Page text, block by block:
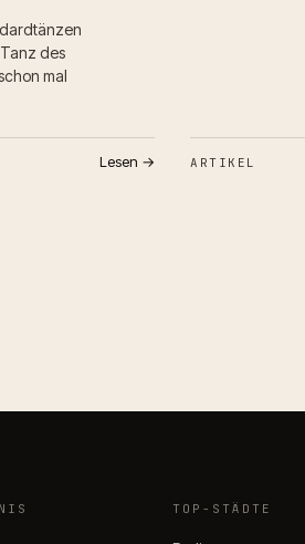
des
mal
Lesen → ARTIKEL
TOP-STÄDTE